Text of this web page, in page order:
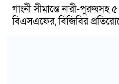
গাংনী সীমান্তে নারী-পুরুষসহ
বিএসএফের, বিজিবির